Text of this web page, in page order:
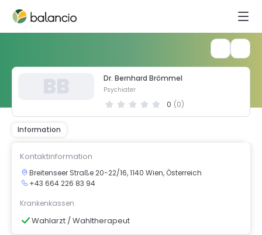
Dr. Bernhard Brömmel
Psychiater
0 (0)
Information
Kontaktinformation
Breitenseer Straße 20-22/16, 1140 Wien, Österreich
+43 664 226 83 94
Krankenkassen
Wahlarzt / Wahltherapeut